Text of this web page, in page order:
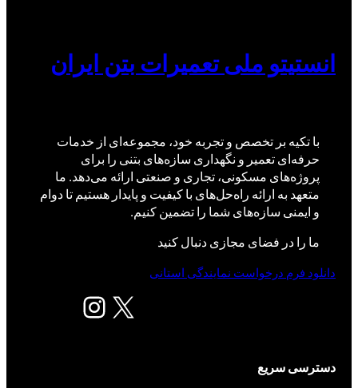
انستیتو ملی تعمیرات بتن ایران
با تکیه بر تخصص و تجربه خود، مجموعه‌ای از خدمات
حرفه‌ای تعمیر و نگهداری سازه‌های بتنی را برای
پروژه‌های مسکونی، تجاری و صنعتی ارائه می‌دهد. ما
متعهد به ارائه راه‌حل‌های با کیفیت و پایدار هستیم تا دوام
و ایمنی سازه‌های شما را تضمین کنیم.
ما را در فضای مجازی دنبال کنید
X اینستاگرم
دانلود فرم درخواست نمایندگی استانی
دسترسی سریع